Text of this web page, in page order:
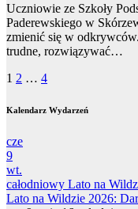
Uczniowie ze Szkoły
Paderewskiego w
zmienić się w
trudne, rozwiązywać…
Stronicowanie
wpisów
1 2 … 4
Kalendarz Wydarzeń
cze
9
wt.
całodniowy Lato na
Lato na Wildzie 2026: